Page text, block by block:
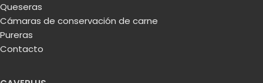
Queseras
Cámaras de conservación de carne
Pureras
Contacto